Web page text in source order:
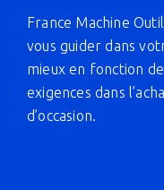
France Machine
vous guider dans
mieux en fonction
exigences dans
d’occasion.